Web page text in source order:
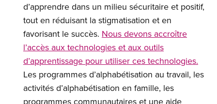
d’apprendre dans un milieu sécuritaire et positif,
tout en réduisant la stigmatisation et en
favorisant le succès. Nous devons accroître
l’accès aux technologies et aux outils
d’apprentissage pour utiliser ces technologies.
Les programmes d’alphabétisation au travail, les
activités d’alphabétisation en famille, les
programmes communautaires et une aide